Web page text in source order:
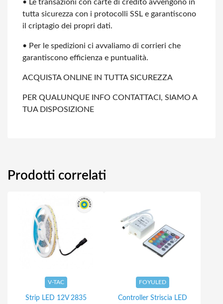
• Le transazioni con carte di credito avvengono in
tutta sicurezza con i protocolli SSL e garantiscono
il criptagio dei propri dati.
• Per le spedizioni ci avvaliamo di corrieri che
garantiscono efficienza e puntualità.
ACQUISTA ONLINE IN TUTTA SICUREZZA
PER QUALUNQUE INFO CONTATTACI, SIAMO A
TUA DISPOSIZIONE
Prodotti correlati
V-TAC
Strip LED 12V 2835
FOYULED
Controller Striscia LED